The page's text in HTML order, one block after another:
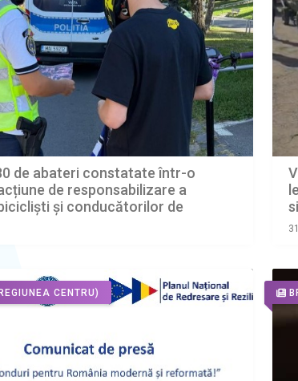
de abateri constatate într-o
de responsabilizare a
și conducătorilor de
CENTRU)